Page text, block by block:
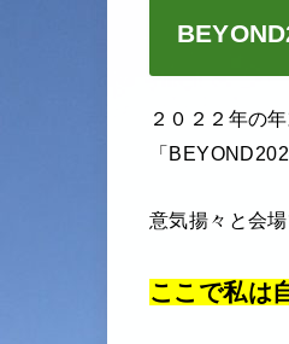
２０２２年の
「
意気揚々と会
ここで私は